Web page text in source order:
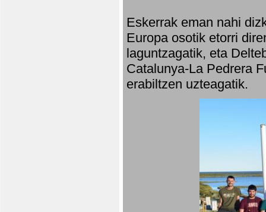
Eskerrak eman nahi
Europa osotik etorri
laguntzagatik, eta
Catalunya-La Pedrera
erabiltzen uzteagatik.